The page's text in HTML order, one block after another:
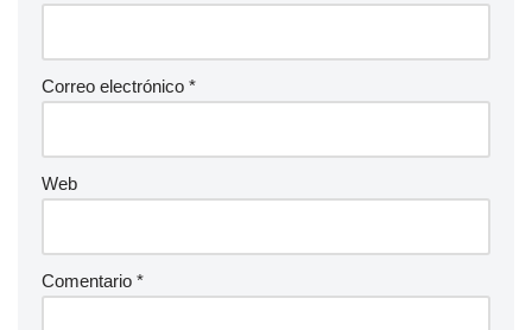
Correo electrónico *
Web
Comentario *